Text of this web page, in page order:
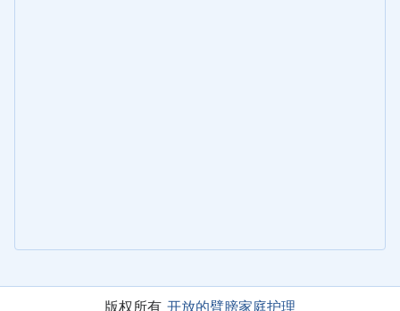
版权所有 开放的臂膀家庭护理